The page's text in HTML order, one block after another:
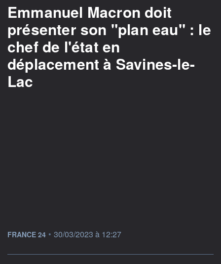
Emmanuel Macron doit
présenter son "plan eau" : le
chef de l'état en
déplacement à Savines-le-
Lac
information fournie par
FRANCE 24 • 30/03/2023 à 12:27